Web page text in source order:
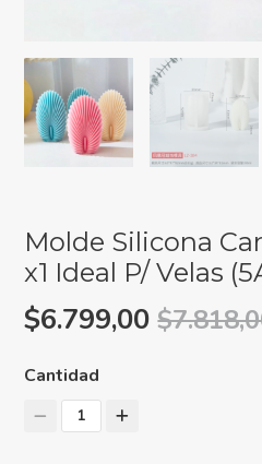
Molde Silicona
x1 Ideal P/ Velas
$6.799,00
Cantidad
1